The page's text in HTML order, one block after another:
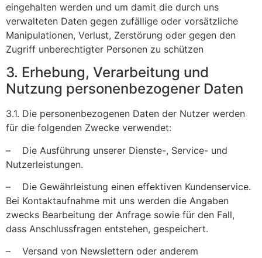
eingehalten werden und um damit die durch uns
verwalteten Daten gegen zufällige oder vorsätzliche
Manipulationen, Verlust, Zerstörung oder gegen den
Zugriff unberechtigter Personen zu schützen
3. Erhebung, Verarbeitung und
Nutzung personenbezogener Daten
3.1. Die personenbezogenen Daten der Nutzer werden
für die folgenden Zwecke verwendet:
– Die Ausführung unserer Dienste-, Service- und
Nutzerleistungen.
– Die Gewährleistung einen effektiven Kundenservice.
Bei Kontaktaufnahme mit uns werden die Angaben
zwecks Bearbeitung der Anfrage sowie für den Fall,
dass Anschlussfragen entstehen, gespeichert.
– Versand von Newslettern oder anderem